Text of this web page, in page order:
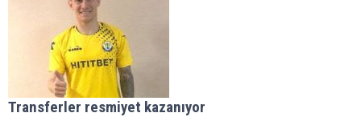
Transferler resmiyet kazanıyor